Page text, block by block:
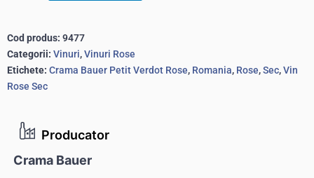
Producator
Crama Bauer
Cod produs: 9477
Categorii: Vinuri,Vinuri Rose
Etichete: Crama Bauer Petit Verdot Rose, Romania, Rose,Sec,Vin
Rose Sec